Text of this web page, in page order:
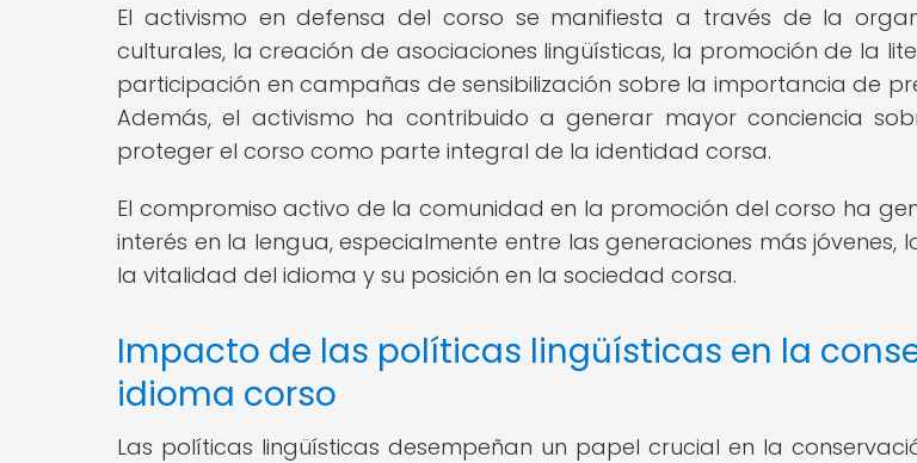
El activismo en defensa del corso se manifiesta a través de la
culturales, la creación de asociaciones lingüísticas, la promoción de la
participación en campañas de sensibilización sobre la importancia de
Además, el activismo ha contribuido a generar mayor conciencia
proteger el corso como parte integral de la identidad corsa.
El compromiso activo de la comunidad en la promoción del corso ha
interés en la lengua, especialmente entre las generaciones más jóvenes,
la vitalidad del idioma y su posición en la sociedad corsa.
Impacto de las políticas lingüísticas en la
idioma corso
Las políticas lingüísticas desempeñan un papel crucial en la